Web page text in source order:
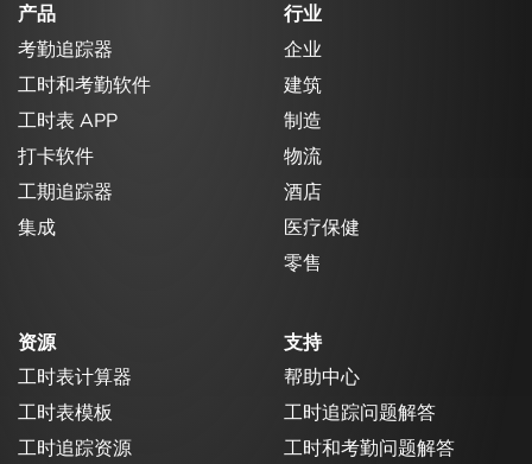
产品
考勤追踪器
工时和考勤软件
工时表 APP
打卡软件
工期追踪器
集成
行业
企业
建筑
制造
物流
酒店
医疗保健
零售
资源
工时表计算器
工时表模板
工时追踪资源
支持
帮助中心
工时追踪问题解答
工时和考勤问题解答